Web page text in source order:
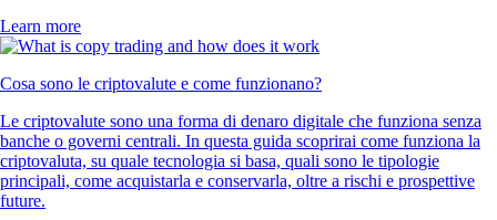
Learn more
Cosa sono le criptovalute e come funzionano?
Le criptovalute sono una forma di denaro digitale che funziona senza
banche o governi centrali. In questa guida scoprirai come funziona la
criptovaluta, su quale tecnologia si basa, quali sono le tipologie
principali, come acquistarla e conservarla, oltre a rischi e prospettive
future.